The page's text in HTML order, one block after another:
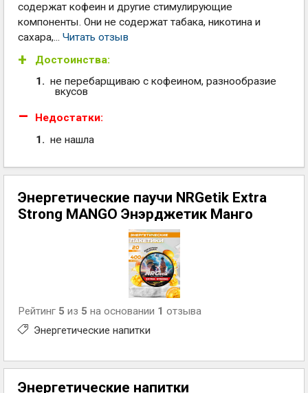
содержат кофеин и другие стимулирующие
компоненты. Они не содержат табака, никотина и
сахара,... Читать отзыв
Достоинства:
не перебарщиваю с кофеином, разнообразие
вкусов
Недостатки:
не нашла
Энергетические паучи NRGetik Extra
Strong MANGO Энэрджетик Манго
Рейтинг 5 из 5 на основании 1 отзыва
Энергетические напитки
Энергетические напитки